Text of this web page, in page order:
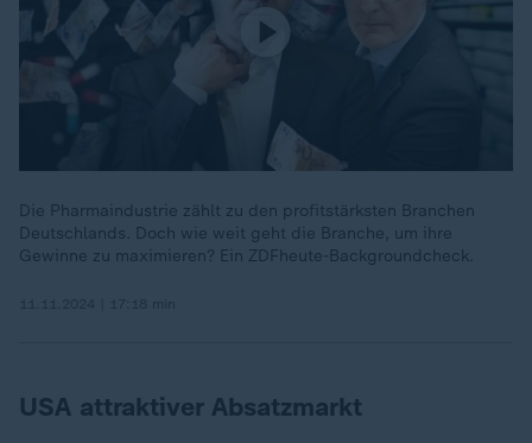
Die Pharmaindustrie zählt zu den profitstärksten Branchen
Deutschlands. Doch wie weit geht die Branche, um ihre
Gewinne zu maximieren? Ein ZDFheute-Backgroundcheck.
USA attraktiver Absatzmarkt